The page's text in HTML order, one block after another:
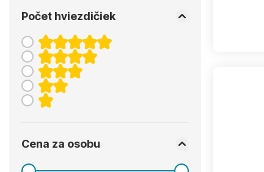
Počet hviezdičiek
Cena za osobu